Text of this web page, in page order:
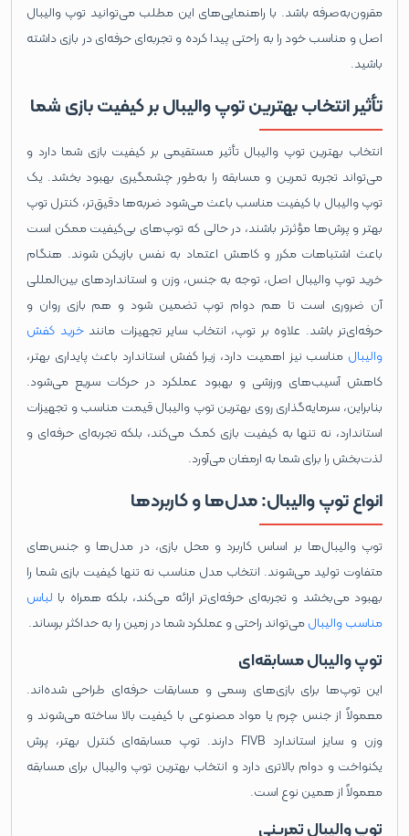
مقرون‌به‌صرفه باشد. با راهنمایی‌های این مطلب می‌توانید توپ والیبال
اصل و مناسب خود را به راحتی پیدا کرده و تجربه‌ای حرفه‌ای در بازی داشته
باشید.
تأثیر انتخاب بهترین توپ والیبال بر کیفیت بازی شما
انتخاب بهترین توپ والیبال تأثیر مستقیمی بر کیفیت بازی شما دارد و
می‌تواند تجربه تمرین و مسابقه را به‌طور چشمگیری بهبود بخشد. یک
توپ والیبال با کیفیت مناسب باعث می‌شود ضربه‌ها دقیق‌تر، کنترل توپ
بهتر و پرش‌ها مؤثرتر باشند، در حالی که توپ‌های بی‌کیفیت ممکن است
باعث اشتباهات مکرر و کاهش اعتماد به نفس بازیکن شوند. هنگام
خرید توپ والیبال اصل، توجه به جنس، وزن و استانداردهای بین‌المللی
آن ضروری است تا هم دوام توپ تضمین شود و هم بازی روان و
حرفه‌ای‌تر باشد. علاوه بر توپ، انتخاب سایر تجهیزات مانند خرید کفش
والیبال مناسب نیز اهمیت دارد، زیرا کفش استاندارد باعث پایداری بهتر،
کاهش آسیب‌های ورزشی و بهبود عملکرد در حرکات سریع می‌شود.
بنابراین، سرمایه‌گذاری روی بهترین توپ والیبال قیمت مناسب و تجهیزات
استاندارد، نه تنها به کیفیت بازی کمک می‌کند، بلکه تجربه‌ای حرفه‌ای و
لذت‌بخش را برای شما به ارمغان می‌آورد.
انواع توپ والیبال: مدل‌ها و کاربردها
توپ والیبال‌ها بر اساس کاربرد و محل بازی، در مدل‌ها و جنس‌های
متفاوت تولید می‌شوند. انتخاب مدل مناسب نه تنها کیفیت بازی شما را
بهبود می‌بخشد و تجربه‌ای حرفه‌ای‌تر ارائه می‌کند، بلکه همراه با لباس
مناسب والیبالمی‌تواند راحتی و عملکرد شما در زمین را به حداکثر برساند.
توپ والیبال مسابقه‌ای
این توپ‌ها برای بازی‌های رسمی و مسابقات حرفه‌ای طراحی شده‌اند.
معمولاً از جنس چرم یا مواد مصنوعی با کیفیت بالا ساخته می‌شوند و
وزن و سایز استاندارد FIVB دارند. توپ مسابقه‌ای کنترل بهتر، پرش
یکنواخت و دوام بالاتری دارد و انتخاب بهترین توپ والیبال برای مسابقه
معمولاً از همین نوع است.
توپ والیبال تمرینی